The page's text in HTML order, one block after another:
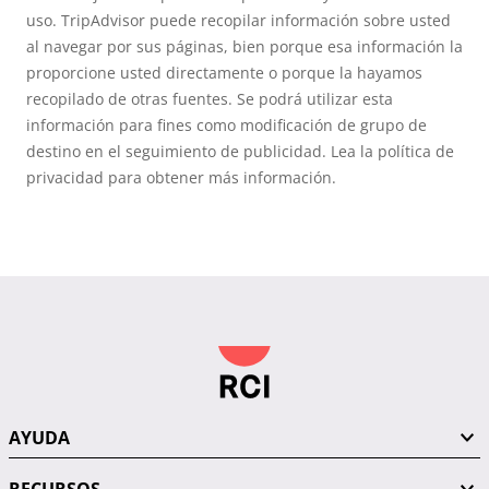
uso. TripAdvisor puede recopilar información sobre usted
al navegar por sus páginas, bien porque esa información la
proporcione usted directamente o porque la hayamos
recopilado de otras fuentes. Se podrá utilizar esta
información para fines como modificación de grupo de
destino en el seguimiento de publicidad. Lea la política de
privacidad para obtener más información.
AYUDA